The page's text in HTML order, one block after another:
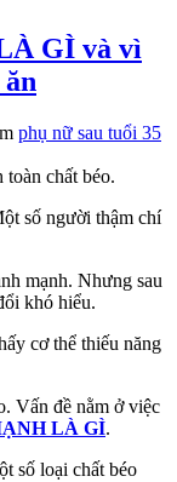
GÌ và vì
phụ nữ sau tuổi 35
chất béo.
số người thậm chí
mạnh. Nhưng sau
khó hiểu.
cơ thể thiếu năng
Vấn đề nằm ở việc
LÀ GÌ.
số loại chất béo